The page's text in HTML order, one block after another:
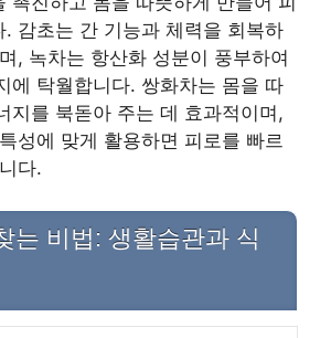
. 감초는 간 기능과 체력을 회복하
, 녹차는 항산화 성분이 풍부하여
에 탁월합니다. 쌍화차는 몸을 따
지를 북돋아 주는 데 효과적이며,
성에 맞게 활용하면 피로를 빠르
다.
는 비법: 생활습관과 식